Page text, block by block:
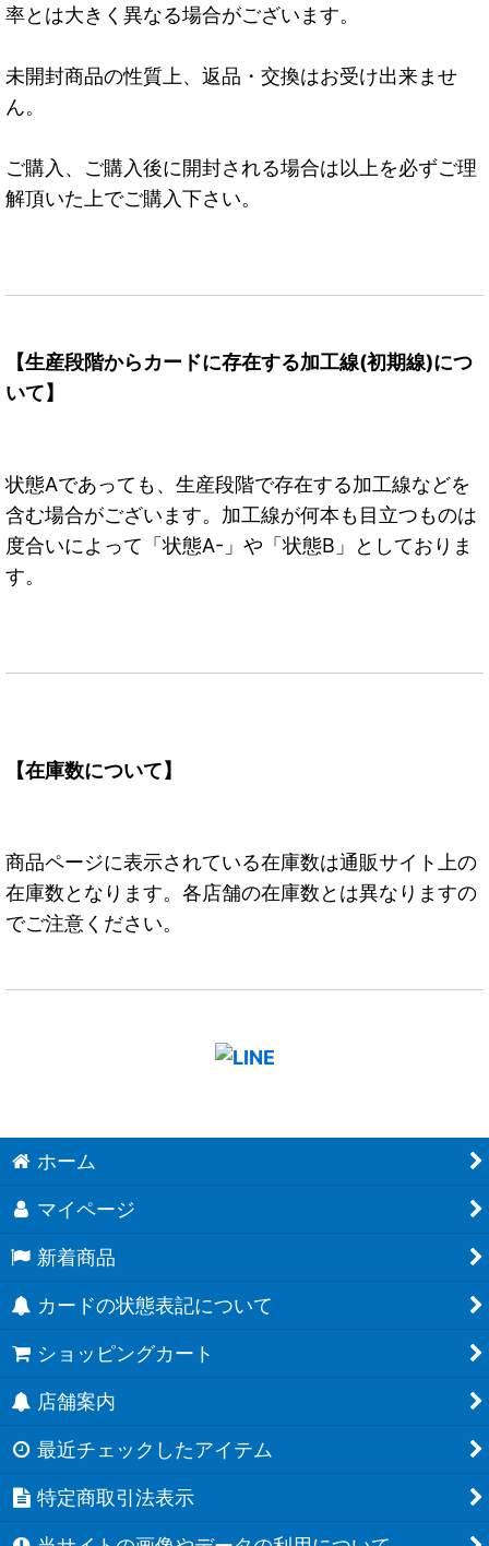
率とは大きく異なる場合がございます。
未開封商品の性質上、返品・交換はお受け出来ませ
ん。
ご購入、ご購入後に開封される場合は以上を必ずご理
解頂いた上でご購入下さい。
【生産段階からカードに存在する加工線(初期線)につ
いて】
状態Aであっても、生産段階で存在する加工線などを
含む場合がございます。加工線が何本も目立つものは
度合いによって「状態A-」や「状態B」としておりま
す。
【在庫数について】
商品ページに表示されている在庫数は通販サイト上の
在庫数となります。各店舗の在庫数とは異なりますの
でご注意ください。
ホーム
マイページ
新着商品
カードの状態表記について
ショッピングカート
店舗案内
最近チェックしたアイテム
特定商取引法表示